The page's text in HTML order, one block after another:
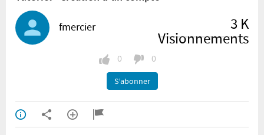
fmercier 3 K
Visionnements
0 0
S’abonner